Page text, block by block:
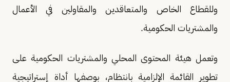
وللقطاع الخاص والمتعاقدين والمقاولين في الأعمال
والمشتريات الحكومية.
وتعمل هيئة المحتوى المحلي والمشتريات الحكومية على
تطوير القائمة الإلزامية بانتظام، بوصفها أداة إستراتيجية